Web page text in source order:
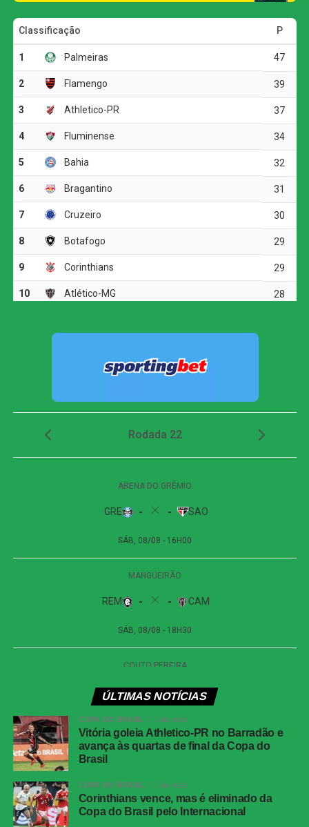
Aos 32 minutos, Cuello levou perigo em uma cabeçada
que acertou a trave defendida por Jandrei. O Juventude
respondeu pouco depois, quando Alisson Safira também
tentou pelo alto, mas mandou a bola para fora.
Na etapa final, a equipe gaúcha voltou a ameaçar aos 15
minutos. Após cobrança de escanteio, Marcos Paulo
cabeceou para baixo e exigiu uma boa defesa de
média e longa distância, mas não conseguiu superar o
Aos 41 minutos, Igor Gomes recebeu pela esquerda da
área e teve uma boa chance para abrir o placar, porém
finalizou para fora. Quando a partida caminhava para a
disputa por pênaltis, o Galo encontrou o gol da
classificação.
Juventude e avança às quartas da Copa do Brasil
Em uma bola lançada para a área, a defesa do Juventude
clube mineiro entre os oito melhores da Copa do Brasil.
Campeonato Brasileiro – Série B
09 de agosto de 2026 (domingo)
Campeonato Brasileiro – Série A
Data:08 de agosto de 2026 (sábado)
18h30 (de Brasília)
FICHA
TÉCNICA
Placar
Juventude 0 x 1 Atlético-MG
Competição
volta
Local
Estádio Alfredo Jaconi, Caxias do Sul (RS)
ÚLTIMAS NOTÍCIAS
COPA DO BRASIL 1 dia atrás
Vitória goleia Athletico-PR no Barradão e
avança às quartas de final da Copa do
Brasil
COPA DO BRASIL 1 dia atrás
Corinthians vence, mas é eliminado da
Copa do Brasil pelo Internacional